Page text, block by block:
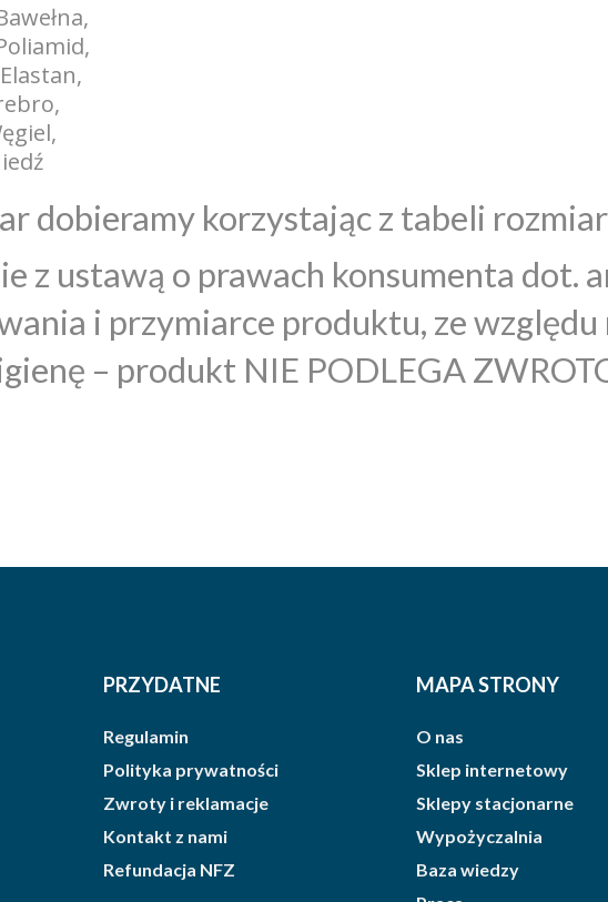
dobieramy korzystając z tabeli
z ustawą o prawach konsumenta dot.
i przymiarce produktu, ze
– produkt NIE PODLEGA
PRZYDATNE
Regulamin
Polityka prywatności
Zwroty i reklamacje
Kontakt z nami
Refundacja NFZ
MAPA STRONY
O nas
Sklep internetowy
Sklepy stacjonarne
Wypożyczalnia
Baza wiedzy